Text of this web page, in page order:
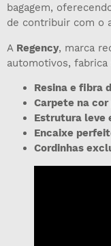
bagagem,
de contribuir com o
A Regency, marca
automotivos,
Resina e fibra
Carpete na
Estrutura leve
Encaixe
Cordinhas